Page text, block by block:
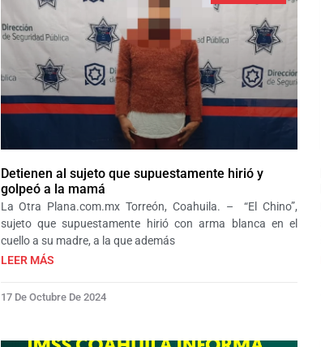
Detienen al sujeto que supuestamente hirió y
golpeó a la mamá
La Otra Plana.com.mx Torreón, Coahuila. – “El Chino”,
sujeto que supuestamente hirió con arma blanca en el
cuello a su madre, a la que además
LEER MÁS
17 De Octubre De 2024